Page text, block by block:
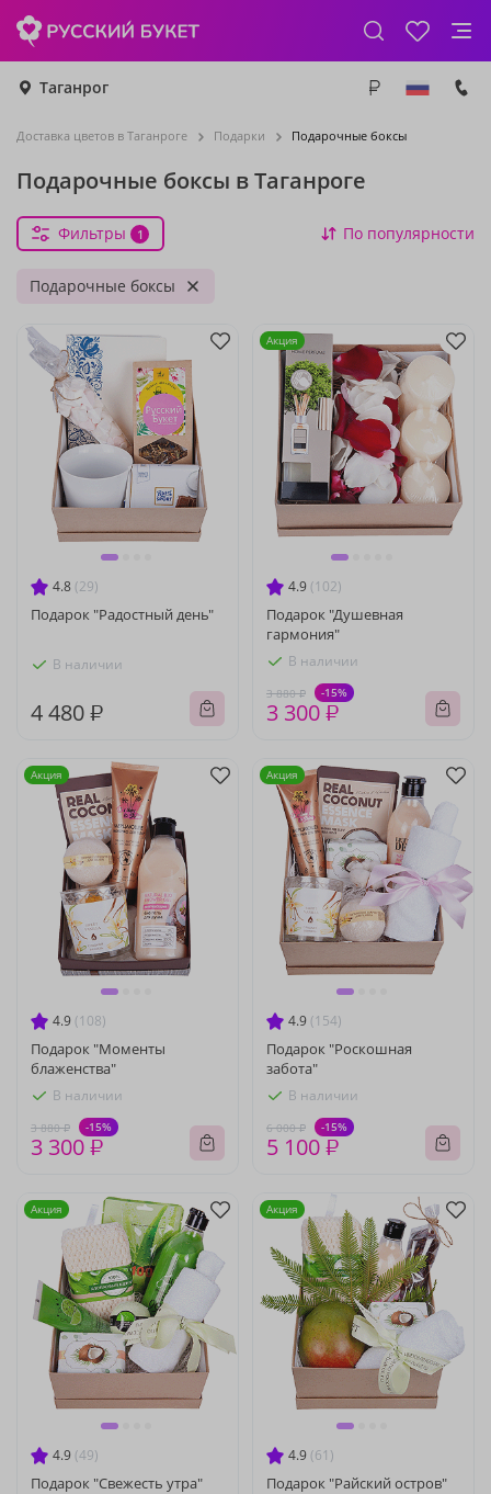
Таганрог
Доставка цветов в Таганроге Подарки Подарочные боксы
Подарочные боксы в Таганроге
Фильтры 1 По популярности
Подарочные боксы
4.8 (29)
Подарок "Радостный день"
В наличии
4 480 ₽
4.9 (102)
Подарок "Душевная
гармония"
В наличии
3 880 ₽ -15%
3 300 ₽
Акция
4.9 (108)
Подарок "Моменты
блаженства"
В наличии
3 880 ₽ -15%
3 300 ₽
Акция
4.9 (154)
Подарок "Роскошная
забота"
В наличии
6 000 ₽ -15%
5 100 ₽
Акция
4.9 (49)
Подарок "Свежесть утра"
Акция
4.9 (61)
Подарок "Райский остров"
Акция